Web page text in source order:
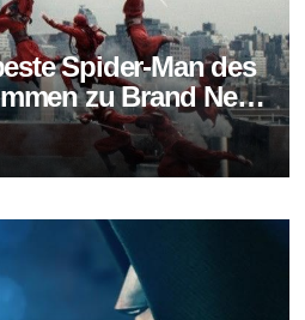
Spider-Man des
zu Brand New
positiv aus